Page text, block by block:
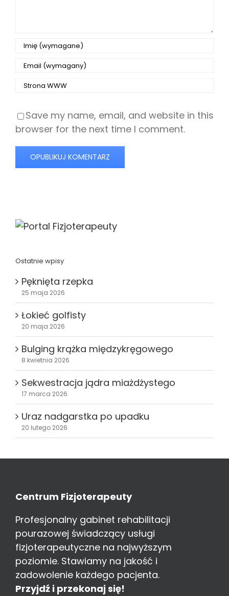
Save my name, email, and website in this
browser for the next time I comment.
Ostatnie wpisy
Pęknięta rzepka
25 maja 2026
Łokieć golfisty
20 maja 2026
Bulging krążka międzykręgowego
8 kwietnia 2026
Sekwestracja jądra miażdżystego
17 marca 2026
Uraz nadgarstka po upadku
20 lutego 2026
Centrum Fizjoterapeuty
Profesjonalny gabinet rehabilitacji
pourazowej świadczący usługi
fizjoterapeutyczne na najwyższym
poziomie. Stawiamy na jakość i
zadowolenie każdego pacjenta.
Przyjdź i przekonaj się!